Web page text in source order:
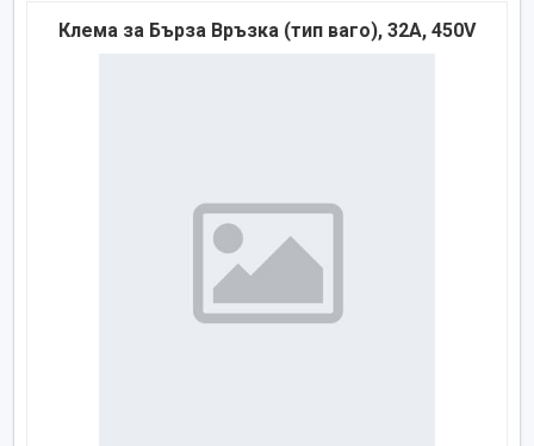
Клема за Бърза Връзка (тип ваго), 32A, 450V